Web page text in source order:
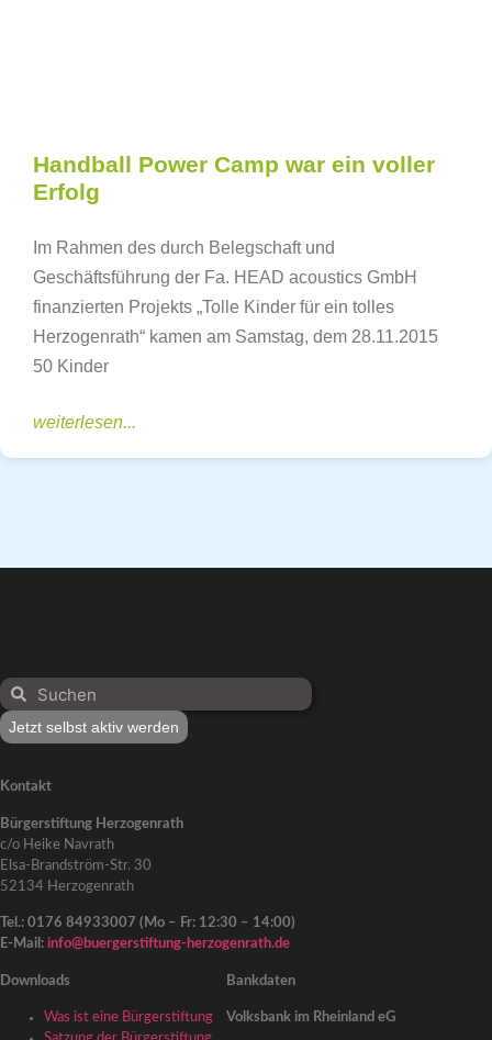
Handball Power Camp war ein voller
Erfolg
Im Rahmen des durch Belegschaft und
Geschäftsführung der Fa. HEAD acoustics GmbH
finanzierten Projekts „Tolle Kinder für ein tolles
Herzogenrath“ kamen am Samstag, dem 28.11.2015
50 Kinder
weiterlesen...
Jetzt selbst aktiv werden
Kontakt
Bürgerstiftung Herzogenrath
c/o Heike Navrath
Elsa-Brandström-Str. 30
52134 Herzogenrath
Tel.: 0176 84933007 (Mo – Fr: 12:30 – 14:00)
E-Mail: info@buergerstiftung-herzogenrath.de
Downloads
Was ist eine Bürgerstiftung
Bankdaten
Volksbank im Rheinland eG